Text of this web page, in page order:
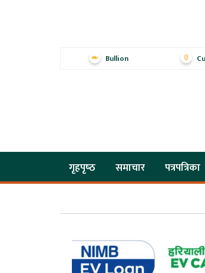
Bullion
गृहपृष्‍ठ समाचार पत्रपत्रिका